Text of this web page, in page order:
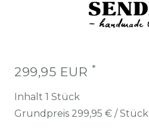
299,95 EUR *
Inhalt 1 Stück
Grundpreis 299,95 € / Stück